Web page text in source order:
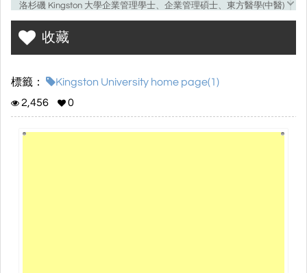
洛杉磯 Kingston 大學企業管理學士、企業管理碩士、東方醫學(中醫)
碩士、美體按摩治療師、英語研習等課程資訊。碩士課程符合教育
部採認規定留學貸款申請資格。
收藏
標籤：
Kingston University home page(1)
2,456
0